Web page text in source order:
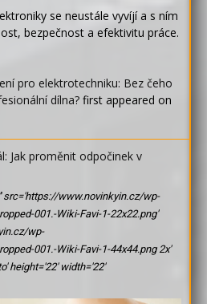
se neustále vyvíjí a s ním
bezpečnost a efektivitu práce.
pro elektrotechniku: Bez čeho
dílna? first appeared on
Jak proměnit odpočinek v
src='https://www.novinkyin.cz/wp-
001.-Wiki-Favi-1-22x22.png'
wp-
001.-Wiki-Favi-1-44x44.png 2x'
height='22' width='22'